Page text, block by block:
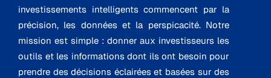
investissements intelligents commencent par la
précision, les données et la perspicacité. Notre
mission est simple : donner aux investisseurs les
outils et les informations dont ils ont besoin pour
prendre des décisions éclairées et basées sur des